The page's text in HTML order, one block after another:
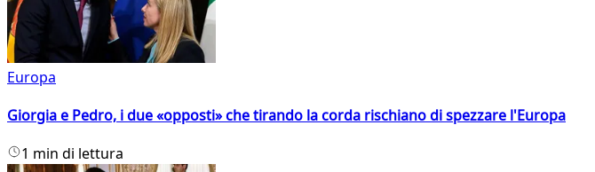
Europa
Giorgia e Pedro, i due «opposti» che tirando la corda rischiano di spezzare l'Europa
1 min di lettura